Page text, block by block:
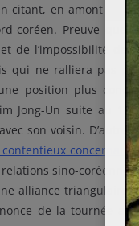
citant, en amont de
coréen. Preuve que
de l’impossibilité de
qui ne ralliera pas
position plus
Jong-Un suite au
son voisin.
contentieux concernant
sino-
alliance triangulaire
de la tournée